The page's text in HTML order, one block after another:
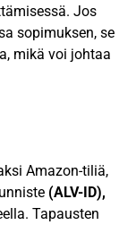
Jos
sopimuksen, se
mikä voi johtaa
Amazon-tiliä,
(ALV-ID),
Tapausten